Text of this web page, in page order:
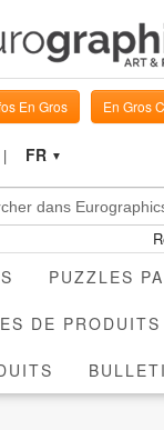
En Gros En Gros
FR ▼
PUZZLES
DE PRODUITS